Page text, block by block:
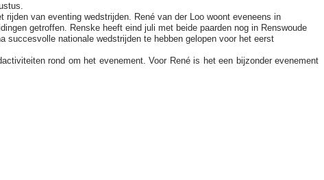
van eventing wedstrijden. René van der Loo woont eveneens in
getroffen. Renske heeft eind juli met beide paarden nog in Renswoude
succesvolle nationale wedstrijden te hebben gelopen voor het eerst
rond om het evenement. Voor René is het een bijzonder evenement